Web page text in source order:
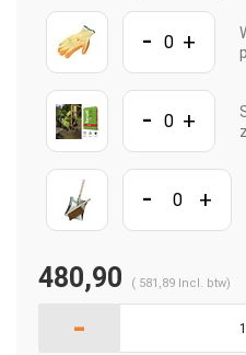
- +
- +
- +
480,90 ( 581,89 Incl. btw)
-